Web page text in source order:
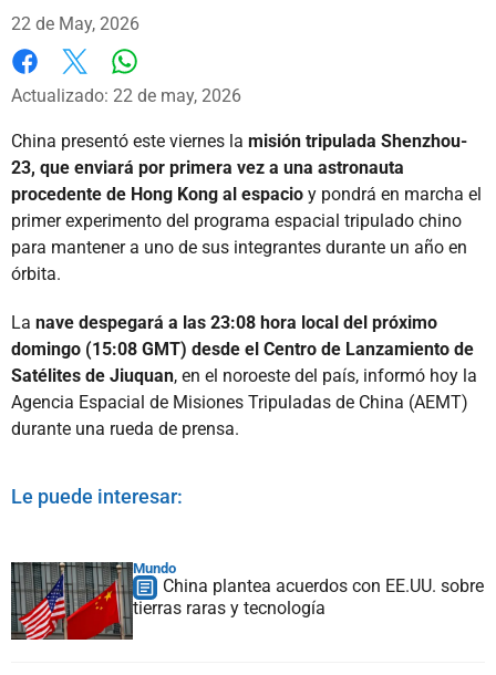
22 de May, 2026
Facebook
X
Actualizado: 22 de may, 2026
China presentó este viernes la misión tripulada Shenzhou-
23, que enviará por primera vez a una astronauta
procedente de Hong Kong al espacio y pondrá en marcha el
primer experimento del programa espacial tripulado chino
para mantener a uno de sus integrantes durante un año en
órbita.
La nave despegará a las 23:08 hora local del próximo
domingo (15:08 GMT) desde el Centro de Lanzamiento de
Satélites de Jiuquan, en el noroeste del país, informó hoy la
Agencia Espacial de Misiones Tripuladas de China (AEMT)
durante una rueda de prensa.
Le puede interesar:
Mundo
China plantea acuerdos con EE.UU. sobre
tierras raras y tecnología